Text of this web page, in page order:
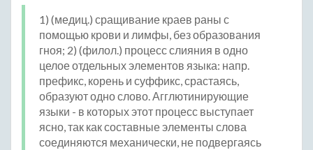
1) (медиц.) сращивание краев раны с
помощью крови и лимфы, без образования
гноя; 2) (филол.) процесс слияния в одно
целое отдельных элементов языка: напр.
префикс, корень и суффикс, срастаясь,
образуют одно слово. Агглютинирующие
языки - в которых этот процесс выступает
ясно, так как составные элементы слова
соединяются механически, не подвергаясь